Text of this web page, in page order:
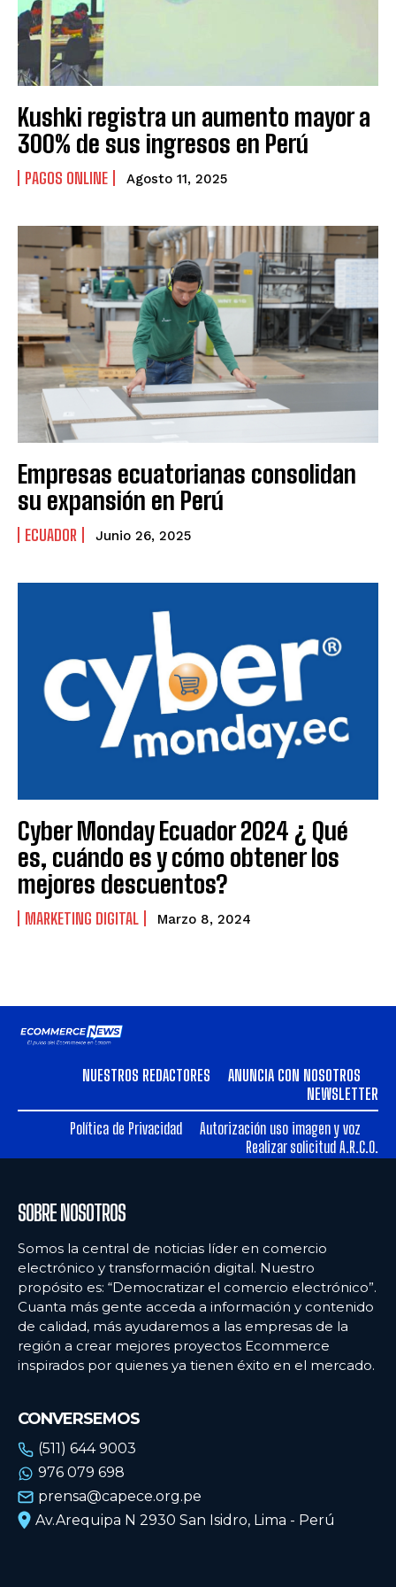
VENEZUELA
VENEZUELA
Kushki registra un aumento mayor a
300% de sus ingresos en Perú
PAGOS ONLINE Agosto 11, 2025
Empresas ecuatorianas consolidan
su expansión en Perú
ECUADOR Junio 26, 2025
Cyber Monday Ecuador 2024 ¿ Qué
es, cuándo es y cómo obtener los
mejores descuentos?
MARKETING DIGITAL Marzo 8, 2024
NUESTROS REDACTORES
ANUNCIA CON NOSOTROS
NEWSLETTER
Política de Privacidad
Autorización uso imagen y voz
Realizar solicitud A.R.C.O.
SOBRE NOSOTROS
Somos la central de noticias líder en comercio
electrónico y transformación digital. Nuestro
propósito es: “Democratizar el comercio electrónico”.
Cuanta más gente acceda a información y contenido
de calidad, más ayudaremos a las empresas de la
región a crear mejores proyectos Ecommerce
inspirados por quienes ya tienen éxito en el mercado.
CONVERSEMOS
(511) 644 9003
976 079 698
prensa@capece.org.pe
Av.Arequipa N 2930 San Isidro, Lima - Perú